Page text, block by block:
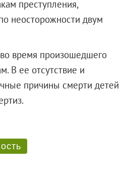
преступления,
неосторожности двум
время произошедшего
В ее отсутствие и
причины смерти детей